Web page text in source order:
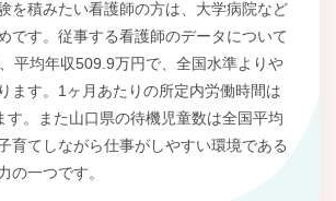
を積みたい看護師の方は、大学病院など
です。従事する看護師のデータについて
平均年収509.9万円で、全国水準よりや
ます。1ヶ月あたりの所定内労働時間は
す。また山口県の待機児童数は全国平均
育てしながら仕事がしやすい環境である
の一つです。